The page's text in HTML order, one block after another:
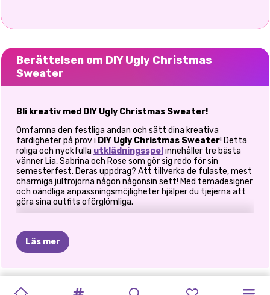
Berättelsen om DIY Ugly Christmas
Sweater
Bli kreativ med DIY Ugly Christmas Sweater!
Omfamna den festliga andan och sätt dina kreativa
färdigheter på prov i DIY Ugly Christmas Sweater! Detta
roliga och nyckfulla utklädningsspel innehåller tre bästa
vänner Lia, Sabrina och Rose som gör sig redo för sin
semesterfest. Deras uppdrag? Att tillverka de fulaste, mest
charmiga jultröjorna någon någonsin sett! Med temadesigner
och oändliga anpassningsmöjligheter hjälper du tjejerna att
göra sina outfits oförglömliga.
En festlig modeutmaning
här spelet guidar du Lia, Sabrina och Rose genom en rolig resa
tema för sin tröja, och det är upp till dig att förverkliga deras
Läs mer
K-POP
BFFS
GÖR HARLEYS